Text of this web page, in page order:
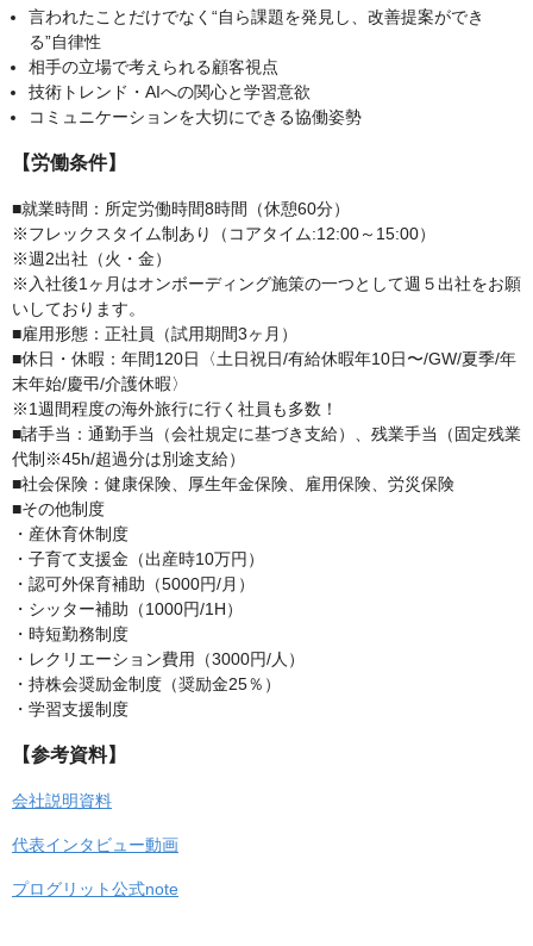
言われたことだけでなく“自ら課題を発見し、改善提案ができ
る”自律性
相手の立場で考えられる顧客視点
技術トレンド・AIへの関心と学習意欲
コミュニケーションを大切にできる協働姿勢
【労働条件】
■就業時間：所定労働時間8時間（休憩60分）
※フレックスタイム制あり（コアタイム:12:00～15:00）
※週2出社（火・金）
※入社後1ヶ月はオンボーディング施策の一つとして週５出社をお願
いしております。
■雇用形態：正社員（試用期間3ヶ月）
■休日・休暇：年間120日〈土日祝日/有給休暇年10日〜/GW/夏季/年
末年始/慶弔/介護休暇〉
※1週間程度の海外旅行に行く社員も多数！
■諸手当：通勤手当（会社規定に基づき支給）、残業手当（固定残業
代制※45h/超過分は別途支給）
■社会保険：健康保険、厚生年金保険、雇用保険、労災保険
■その他制度
・産休育休制度
・子育て支援金（出産時10万円）
・認可外保育補助（5000円/月）
・シッター補助（1000円/1H）
・時短勤務制度
・レクリエーション費用（3000円/人）
・持株会奨励金制度（奨励金25％）
・学習支援制度
【参考資料】
会社説明資料
代表インタビュー動画
プログリット公式note